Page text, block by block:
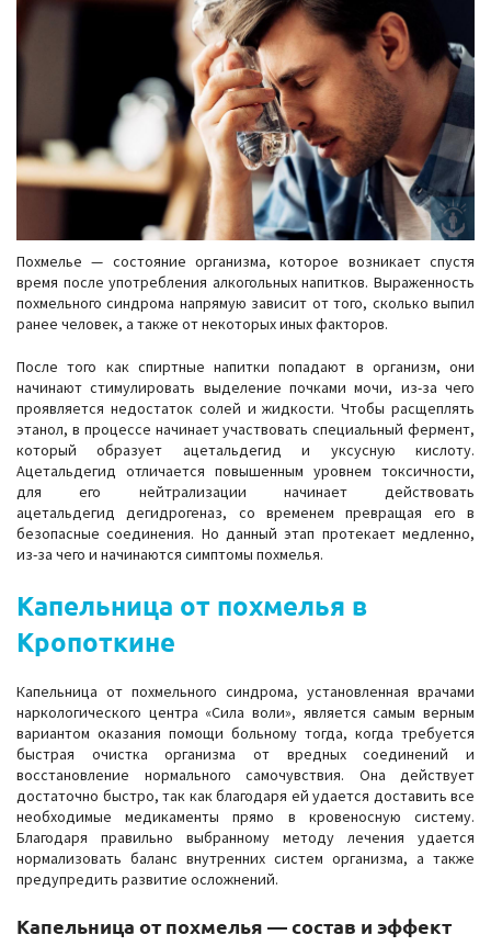
Похмелье — состояние организма, которое возникает спустя
время после употребления алкогольных напитков. Выраженность
похмельного синдрома напрямую зависит от того, сколько выпил
ранее человек, а также от некоторых иных факторов.
После того как спиртные напитки попадают в организм, они
начинают стимулировать выделение почками мочи, из-за чего
проявляется недостаток солей и жидкости. Чтобы расщеплять
этанол, в процессе начинает участвовать специальный фермент,
который образует ацетальдегид и уксусную кислоту.
Ацетальдегид отличается повышенным уровнем токсичности,
для его нейтрализации начинает действовать
ацетальдегид дегидрогеназ, со временем превращая его в
безопасные соединения. Но данный этап протекает медленно,
из-за чего и начинаются симптомы похмелья.
Капельница от похмелья в
Кропоткине
Капельница от похмельного синдрома, установленная врачами
наркологического центра «Сила воли», является самым верным
вариантом оказания помощи больному тогда, когда требуется
быстрая очистка организма от вредных соединений и
восстановление нормального самочувствия. Она действует
достаточно быстро, так как благодаря ей удается доставить все
необходимые медикаменты прямо в кровеносную систему.
Благодаря правильно выбранному методу лечения удается
нормализовать баланс внутренних систем организма, а также
предупредить развитие осложнений.
Капельница от похмелья — состав и эффект